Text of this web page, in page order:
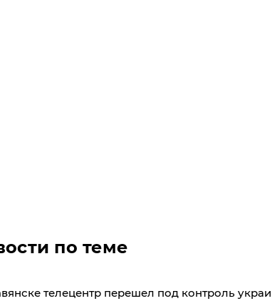
по теме
телецентр перешел под контроль